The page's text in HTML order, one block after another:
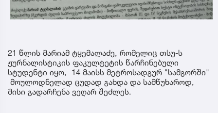
21 წლის მარიამ ტყემალაძე, რომელიც თსუ-ს
ჟურნალისტიკის ფაკულტეტის წარჩინებული
სტუდენტი იყო, 14 მაისს მეტროსადგურ "სამგორში"
მოულოდნელად ცუდად გახდა და სამწუხაროდ,
მისი გადარჩენა ვეღარ შეძლეს.